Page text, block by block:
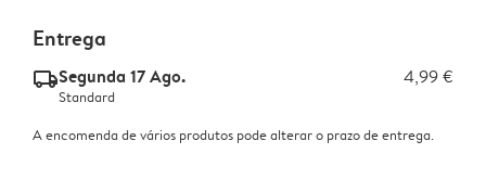
Entrega
delivery_standard_v2Segunda 17 Ago. 4,99 €
Standard
A encomenda de vários produtos pode alterar o prazo de entrega.